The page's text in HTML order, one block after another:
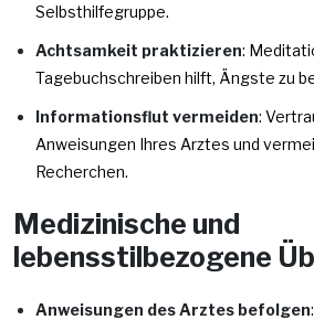
Selbsthilfegruppe.
Achtsamkeit praktizieren:
Tagebuchschreiben hilft, Ängste zu
Informationsflut vermeiden:
Anweisungen Ihres Arztes und
Recherchen.
Medizinische und
lebensstilbezogene
Anweisungen des Arztes befolgen